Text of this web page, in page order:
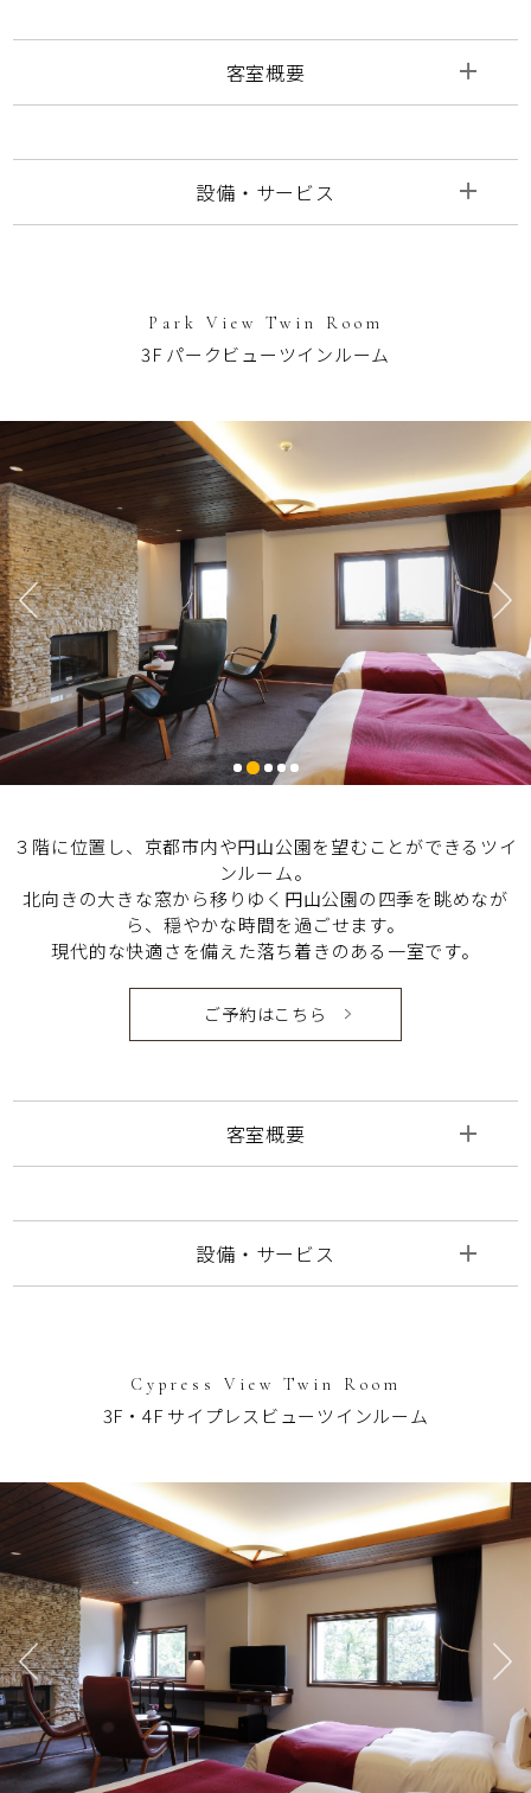
客室概要
設備・サービス
Park View Twin Room
3F パークビューツインルーム
３階に位置し、京都市内や円山公園を望むことができるツイ
ンルーム。
北向きの大きな窓から移りゆく円山公園の四季を眺めなが
ら、穏やかな時間を過ごせます。
現代的な快適さを備えた落ち着きのある一室です。
ご予約はこちら
客室概要
設備・サービス
Cypress View Twin Room
3F・4F サイプレスビューツインルーム